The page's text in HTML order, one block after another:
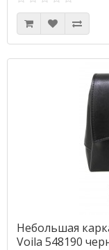
Небольшая
Voila 548190